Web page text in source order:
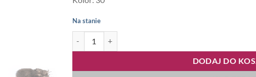
Na stanie
DODAJ DO